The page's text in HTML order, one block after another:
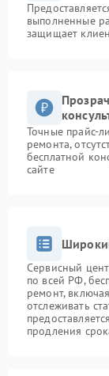
выполненные
защищает
Точные прайс-
ремонта,
бесплатной
сайте
Сервисный
по всей РФ,
ремонт,
отслеживать
продления